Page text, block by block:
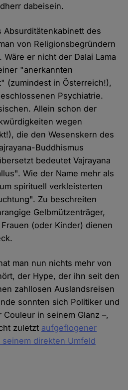
dabeisein.
Absurditätenkabinett des
von Religionsbegründern
er nicht der Dalai Lama
"anerkannten
(zumindest in Österreich!),
Psychiatrie.
Allein schon der
wegen
die den Wesenskern des
Buddhismus
bedeutet Vajrayana
Wie der Name mehr als
spirituell verkleisterten
Zu beschreiten
Gelbmützenträger,
(oder Kinder) dienen
man nun nichts mehr von
der Hype, der ihn seit den
zahllosen Auslandsreisen
sonnten sich Politiker und
in seinem Glanz –,
zuletzt aufgeflogener
direkten Umfeld